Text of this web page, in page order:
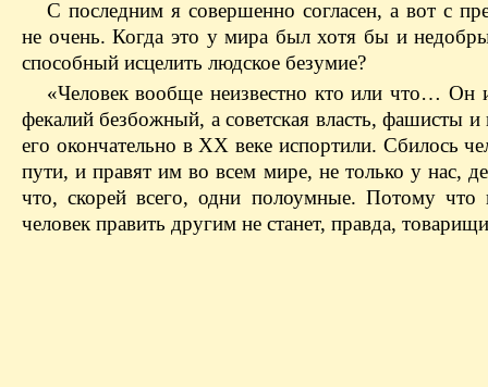
С последним я совершенно согласен, а вот с
не очень. Когда это у мира был хотя бы и
способный исцелить людское безумие?
«Человек вообще неизвестно кто или что… Он
фекалий безбожный, а советская власть, фашисты и
его окончательно в ХХ веке испортили. Сбилось
пути, и правят им во всем мире, не только у нас,
что, скорей всего, одни полоумные. Потому что
человек править другим не станет, правда,